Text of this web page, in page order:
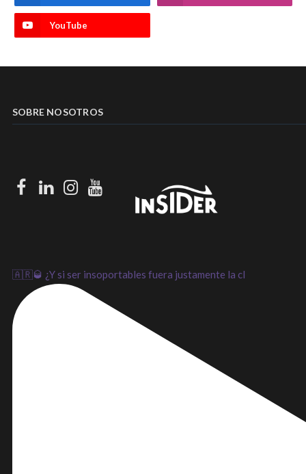
YouTube
SOBRE NOSOTROS
Facebook
LinkedIn
Instagram
Youtube
🇦🇷🥃 ¿Y si ser insoportables fuera justamente la cl